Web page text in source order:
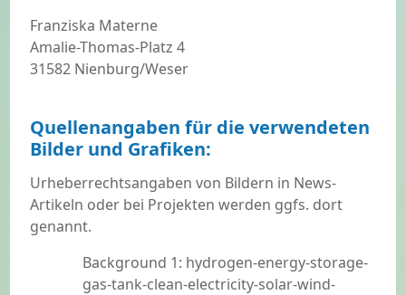
Franziska Materne
Amalie-Thomas-Platz 4
31582 Nienburg/Weser
Quellenangaben für die verwendeten
Bilder und Grafiken:
Urheberrechtsangaben von Bildern in News-
Artikeln oder bei Projekten werden ggfs. dort
genannt.
Background 1: hydrogen-energy-storage-
gas-tank-clean-electricity-solar-wind-